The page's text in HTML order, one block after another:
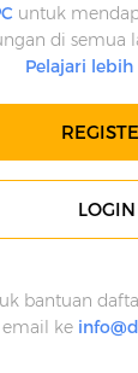
untuk
di semua
Pelajari
LOGIN
bantuan
email ke